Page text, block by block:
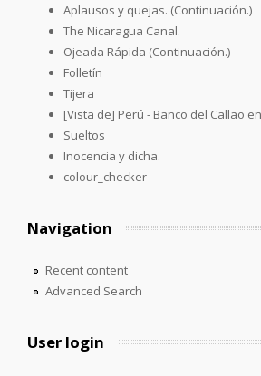
Aplausos y quejas. (Continuación.)
The Nicaragua Canal.
Ojeada Rápida (Continuación.)
Folletín
Tijera
[Vista de] Perú - Banco del Callao
Sueltos
Inocencia y dicha.
colour_checker
Navigation
Recent content
Advanced Search
User login